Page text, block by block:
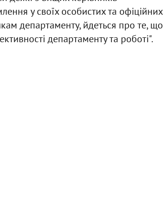
у своїх особистих та офіційних
департаменту, йдеться про те, що
департаменту та роботі".